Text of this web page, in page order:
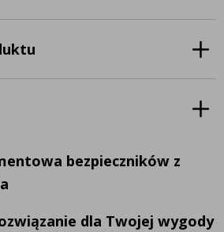
bezpieczników z
dla Twojej wygody